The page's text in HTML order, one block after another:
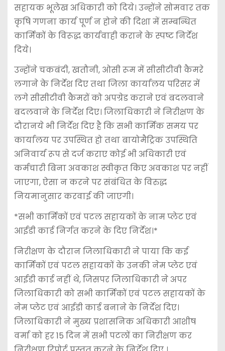
सहायक भूलेख अधिकारी को दिये। उन्होंने सोमवार तक
कृषि गणना कार्य पूर्ण न होने की दिशा में सम्बन्धित
कार्मिकों के विरूद्ध कार्यवाही कराने के स्पष्ट निर्देश
दिये।
उन्होंने चकबंदी, खतौनी, ओसी रूम में सीसीटीवी कैमरे
लगाने के निर्देश दिए तथा जिला कार्यालय परिसर में
लगे सीसीटीवी कैमरों को अपग्रेड कराने एवं बदलवाने
बदलवाने के निर्देश दिए। जिलाधिकारी ने निरीक्षण के
दौरानये भी निर्देश दिए है कि सभी कार्मिक समय पर
कार्यालय पर उपस्थित हो तथा बायोमैट्रिक उपस्थिति
अनिवार्य रूप से दर्ज कराए कोई भी अधिकारी एवं
कर्मचारी बिना अवकाश स्वीकृत किए अवकाश पर नहीं
जाएगा, ऐसा न करने पर संबंधित के विरुद्ध
नियमानुसार करवाई की जाएगी।
*सभी कार्मिकों एवं पटल सहायकों के नाम प्लेट एवं
आईडी कार्ड निर्गत करने के दिए निर्देश।*
निरीक्षण के दौरान जिलाधिकारी ने पाया कि कई
कार्मिकों एवं पटल सहायकों के उनकी नेम प्लेट एवं
आईडी कार्ड नहीं थे, जिसपर जिलाधिकारी ने अपर
जिलाधिकारी को सभी कार्मिकों एवं पटल सहायकों के
नेम प्लेट एवं आईडी कार्ड बनाने के निर्देश दिए।
जिलाधिकारी ने मुख्य प्रशासनिक अधिकारी आशीष
वर्मा को हर 15 दिन में सभी पटलों का निरीक्षण कर